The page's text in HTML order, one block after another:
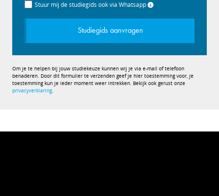
Stuur mij de studiegids ook via Whatsapp
Studiegids aanvragen
Om je te helpen bij jouw studiekeuze kunnen wij je via e-mail of telefoon
benaderen. Door dit formulier te verzenden geef je hier toestemming voor, je
toestemming kun je ieder moment weer intrekken. Bekijk ook gerust onze
privacyverklaring.